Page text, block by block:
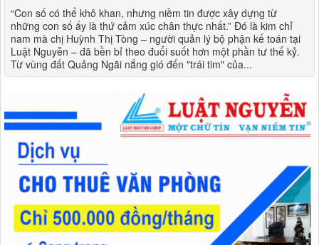
“Con số có thể khô khan, nhưng niềm tin được xây dựng từ
những con số ấy là thứ cảm xúc chân thực nhất.” Đó là kim chỉ
nam mà chị Huỳnh Thị Tòng – người quản lý bộ phận kế toán tại
Luật Nguyễn – đã bền bỉ theo đuổi suốt hơn một phần tư thế kỷ.
Từ vùng đất Quảng Ngãi nắng gió đến "trái tim" của...